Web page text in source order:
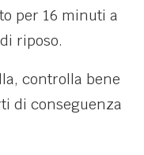
per 16 minuti a
riposo.
controlla bene
di conseguenza